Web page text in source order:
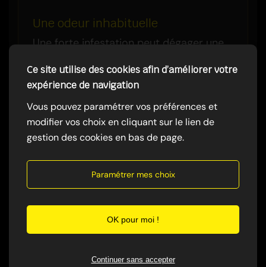
Une odeur inhabituelle
Une forte infestation peut dégager une
Ce site utilise des cookies afin d’améliorer votre
expérience de navigation
Vous pouvez paramétrer vos préférences et
modifier vos choix en cliquant sur le lien de
gestion des cookies en bas de page.
Paramétrer mes choix
OK pour moi !
Continuer sans accepter